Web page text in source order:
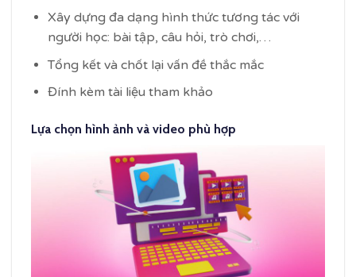
Xây dựng đa dạng hình thức tương tác với
người học: bài tập, câu hỏi, trò chơi,…
Tổng kết và chốt lại vấn đề thắc mắc
Đính kèm tài liệu tham khảo
Lựa chọn hình ảnh và video phù hợp